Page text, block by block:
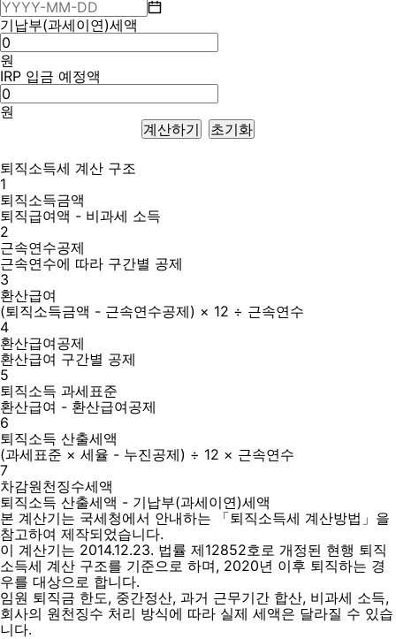
기납부(과세이연)세액
원
IRP 입금 예정액
원
계산하기
초기화
퇴직소득세 계산 구조
1
퇴직소득금액
퇴직급여액 - 비과세 소득
2
근속연수공제
근속연수에 따라 구간별 공제
3
환산급여
(퇴직소득금액 - 근속연수공제) × 12 ÷ 근속연수
4
환산급여공제
환산급여 구간별 공제
5
퇴직소득 과세표준
환산급여 - 환산급여공제
6
퇴직소득 산출세액
(과세표준 × 세율 - 누진공제) ÷ 12 × 근속연수
7
차감원천징수세액
퇴직소득 산출세액 - 기납부(과세이연)세액
본 계산기는 국세청에서 안내하는
「퇴직소득세 계산방법」 을
참고하여 제작되었습니다.
이 계산기는 2014.12.23. 법률 제12852호로 개정된 현행 퇴직
소득세 계산 구조를 기준으로 하며, 2020년 이후 퇴직하는 경
우를 대상으로 합니다.
임원 퇴직금 한도, 중간정산, 과거 근무기간 합산, 비과세 소득,
회사의 원천징수 처리 방식에 따라 실제 세액은 달라질 수 있습
니다.